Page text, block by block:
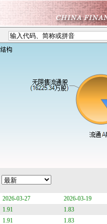
2026-03-27 2026-03-19
1.91 1.83
1.91 1.83